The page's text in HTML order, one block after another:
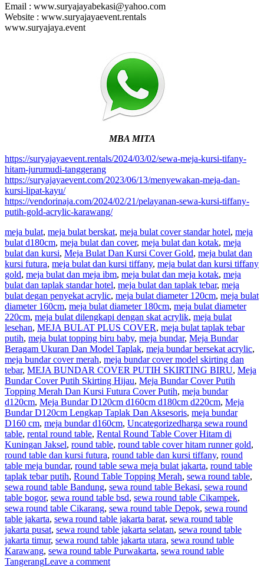
Email : www.suryajayabekasi@yahoo.com
Website : www.suryajayaevent.rentals
www.suryajaya.event
MBA MITA
https://suryajayaevent.rentals/2024/03/02/sewa-meja-kursi-tifany-
hitam-jurumudi-tanggerang
https://suryajayaevent.com/2023/06/13/menyewakan-meja-dan-
kursi-lipat-kayu/
https://vendorinaja.com/2024/02/21/pelayanan-sewa-kursi-tiffany-
putih-gold-acrylic-karawang/
meja bulat, meja bulat berskat, meja bulat cover standar hotel, meja
bulat d180cm, meja bulat dan cover, meja bulat dan kotak, meja
bulat dan kursi, Meja Bulat Dan Kursi Cover Gold, meja bulat dan
kursi futura, meja bulat dan kursi tiffany, meja bulat dan kursi tiffany
gold, meja bulat dan meja ibm, meja bulat dan meja kotak, meja
bulat dan taplak standar hotel, meja bulat dan taplak tebar, meja
bulat degan penyekat acrylic, meja bulat diameter 120cm, meja bulat
diameter 160cm, meja bulat diameter 180cm, meja bulat diameter
220cm, meja bulat dilengkapi dengan skat acrylik, meja bulat
lesehan, MEJA BULAT PLUS COVER, meja bulat taplak tebar
putih, meja bulat topping biru baby, meja bundar, Meja Bundar
Beragam Ukuran Dan Model Taplak, meja bundar bersekat acrylic,
meja bundar cover merah, meja bundar cover model skirting dan
tebar, MEJA BUNDAR COVER PUTIH SKIRTING BIRU, Meja
Bundar Cover Putih Skirting Hijau, Meja Bundar Cover Putih
Topping Merah Dan Kursi Futura Cover Putih, meja bundar
d120cm, Meja Bundar D120cm d160cm d180cm d220cm, Meja
Bundar D120cm Lengkap Taplak Dan Aksesoris, meja bundar
D160 cm, meja bundar d160cm, Uncategorizedharga sewa round
table, rental round table, Rental Round Table Cover Hitam di
Kuningan Jaksel, round table, round table cover hitam runner gold,
round table dan kursi futura, round table dan kursi tiffany, round
table meja bundar, round table sewa meja bulat jakarta, round table
taplak tebar putih, Round Table Topping Merah, sewa round table,
sewa round table Bandung, sewa round table Bekasi, sewa round
table bogor, sewa round table bsd, sewa round table Cikampek,
sewa round table Cikarang, sewa round table Depok, sewa round
table jakarta, sewa round table jakarta barat, sewa round table
jakarta pusat, sewa round table jakarta selatan, sewa round table
jakarta timur, sewa round table jakarta utara, sewa round table
Karawang, sewa round table Purwakarta, sewa round table
TangerangLeave a comment